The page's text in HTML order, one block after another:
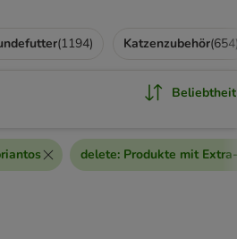
(1194) Katzenzubehör(654
Beliebtheit
delete: Produkte mit